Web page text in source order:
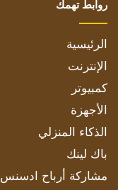
روابط تهمك
الرئيسية
الإنترنت
كمبيوتر
الأجهزة
الذكاء المنزلي
باك لينك
مشاركة أرباح ادسنس